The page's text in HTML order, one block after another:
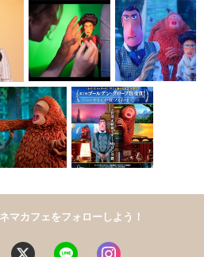
マカフェをフォローしよう！